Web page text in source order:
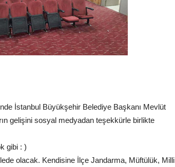
İstanbul Büyükşehir Belediye Başkanı Mevlüt
gelişini sosyal medyadan teşekkürle birlikte
gibi : )
olacak. Kendisine İlçe Jandarma, Müftülük, Milli